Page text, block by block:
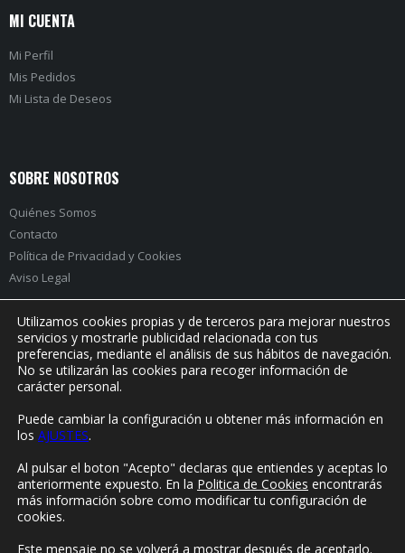
MI CUENTA
Mi Perfil
Mis Pedidos
Mi Lista de Deseos
SOBRE NOSOTROS
Quiénes Somos
Contacto
Política de Privacidad y Cookies
Aviso Legal
PRÓXIMO EVENTO:
© Yorokonde 2020. Todos los derechos reservados.
Utilizamos cookies propias y de terceros para mejorar nuestros
servicios y mostrarle publicidad relacionada con tus
preferencias, mediante el análisis de sus hábitos de navegación.
No se utilizarán las cookies para recoger información de
carácter personal.
Puede cambiar la configuración u obtener más información en
los AJUSTES.
Al pulsar el boton "Acepto" declaras que entiendes y aceptas lo
anteriormente expuesto. En la Politica de Cookies encontrarás
más información sobre como modificar tu configuración de
cookies.
Este mensaje no se volverá a mostrar después de aceptarlo.